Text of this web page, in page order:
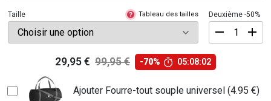
Taille ? Tableau des tailles Deuxième -50%
de
Tenue
personnalisé
Ajouter Fourre-tout souple universel (4.95 €)
99,95€
Le
prix
29,95€
Le
prix
-70% 05:08:01